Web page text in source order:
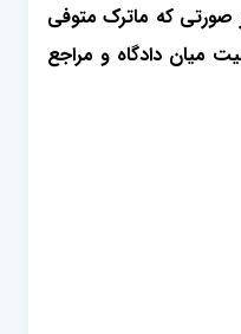
صورتی که ماترک متوفی
میان دادگاه و مراجع